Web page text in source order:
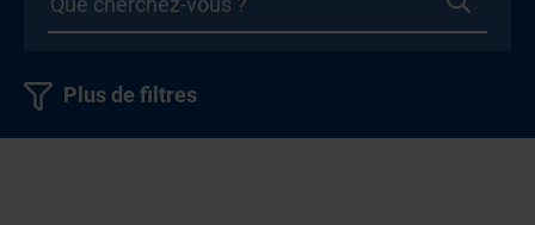
Plus de filtres